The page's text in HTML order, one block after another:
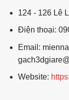
124 - 126 Lê
Điện thoại:
Email:
Website: